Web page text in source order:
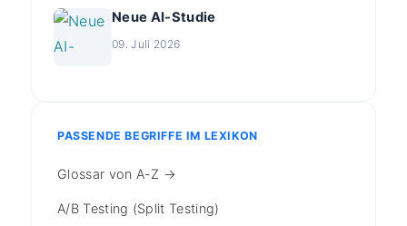
Neue AI-Studie
09. Juli 2026
PASSENDE BEGRIFFE IM LEXIKON
Glossar von A-Z →
A/B Testing (Split Testing)